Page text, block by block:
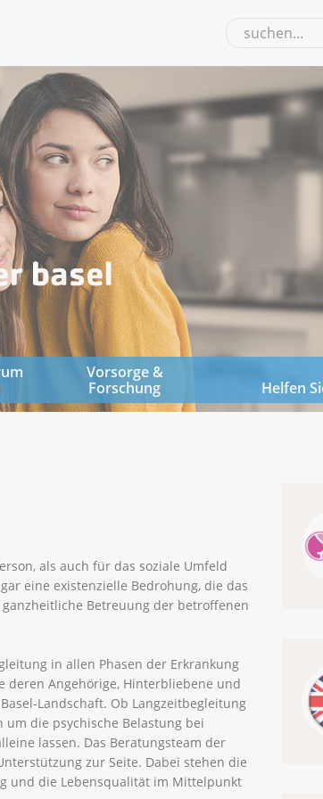
Vorsorge &
Forschung
Helfen
als auch für das soziale Umfeld
eine existenzielle Bedrohung, die das
Betreuung der betroffenen
in allen Phasen der Erkrankung
deren Angehörige, Hinterbliebene und
Landschaft. Ob Langzeitbegleitung
die psychische Belastung bei
lassen. Das Beratungsteam der
zur Seite. Dabei stehen die
und die Lebensqualität im Mittelpunkt